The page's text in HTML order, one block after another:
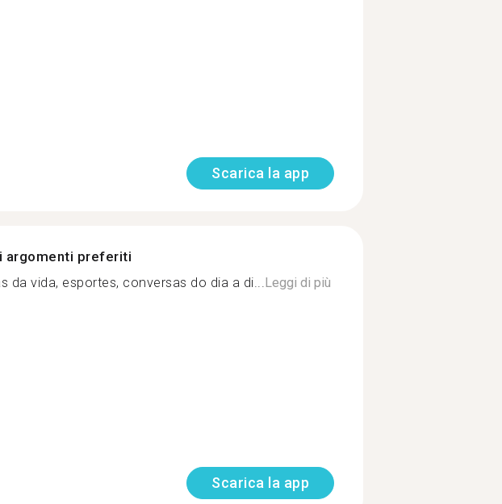
Scarica la app
argomenti preferiti
da vida, esportes, conversas do dia a di...Leggi di più
Scarica la app